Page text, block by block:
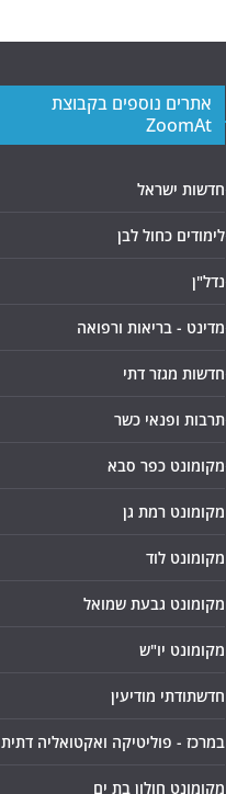
אתרים נוספים בקבוצת
ZoomAt
חדשות ישראל
לימודים כחול לבן
נדל"ן
מדינט - בריאות ורפואה
חדשות מגזר דתי
תרבות ופנאי כשר
מקומונט כפר סבא
מקומונט רמת גן
מקומונט לוד
מקומונט גבעת שמואל
מקומונט יו"ש
חדשתודתי מודיעין
במרכז - פוליטיקה ואקטואליה דתית
מקומונט חולון בת ים